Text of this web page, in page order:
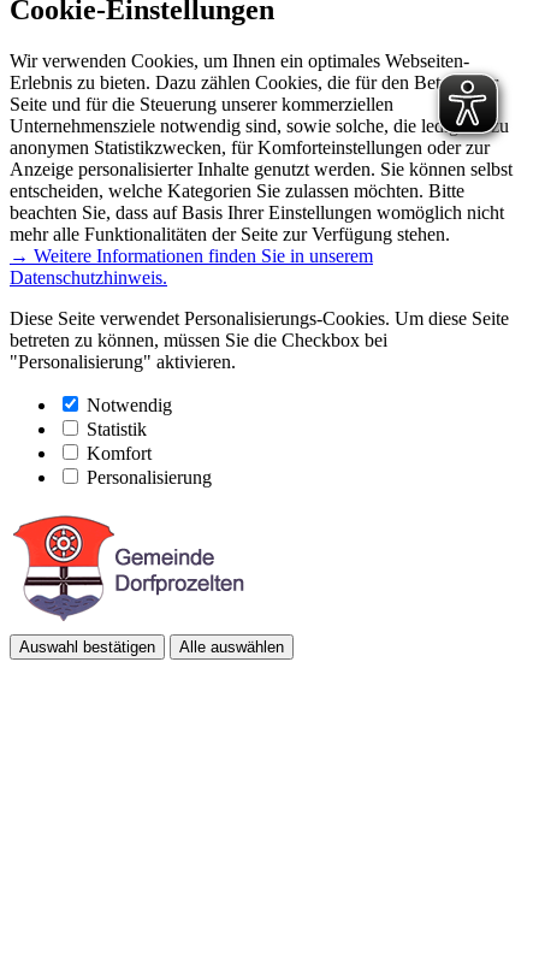
Cookie-Einstellungen
Wir verwenden Cookies, um Ihnen ein optimales Webseiten-
Erlebnis zu bieten. Dazu zählen Cookies, die für den Betrieb der
Seite und für die Steuerung unserer kommerziellen
Unternehmensziele notwendig sind, sowie solche, die lediglich zu
anonymen Statistikzwecken, für Komforteinstellungen oder zur
Anzeige personalisierter Inhalte genutzt werden. Sie können selbst
entscheiden, welche Kategorien Sie zulassen möchten. Bitte
beachten Sie, dass auf Basis Ihrer Einstellungen womöglich nicht
mehr alle Funktionalitäten der Seite zur Verfügung stehen.
→ Weitere Informationen finden Sie in unserem
Datenschutzhinweis.
Diese Seite verwendet Personalisierungs-Cookies. Um diese Seite
betreten zu können, müssen Sie die Checkbox bei
"Personalisierung" aktivieren.
Notwendig
Statistik
Komfort
Personalisierung
Auswahl bestätigen Alle auswählen